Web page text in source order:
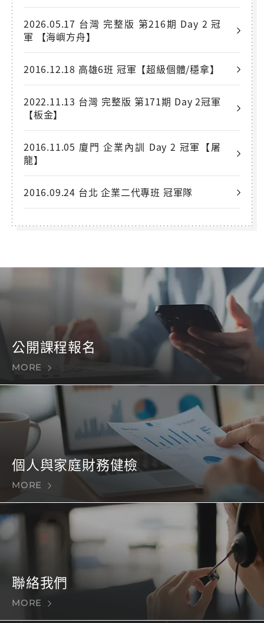
2026.05.17 台灣 完整版 第216期 Day 2 冠
軍 【海嶼方舟】
2016.12.18 高雄6班 冠軍【超級個體/穩拿】
2022.11.13 台灣 完整版 第171期 Day 2冠軍
【板金】
2016.11.05 廈門 企業內訓 Day 2 冠軍【屠
龍】
2016.09.24 台北 企業二代專班 冠軍隊
公開課程報名
MORE
個人與家庭財務健檢
MORE
聯絡我們
MORE